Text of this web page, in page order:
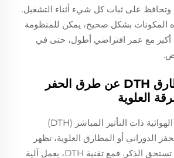
وتحافظ على ثبات كل شيء أثناء التشغيل.
المكونات بشكل صحيح، يمكن للمنظومة
أكبر مع عمر افتراضي أطول، حتى في
كيف تختلف مطارق DTH عن طرق الحفر
العلوية
عند مقارنة المطارق الهوائية ذات التأثير المباشر (DTH)
الدوراني أو المطارق العلوية، تظهر
مزايا تشغيلية واضحة تستحق الذكر. فمع تقنية DTH، يعمل آلية